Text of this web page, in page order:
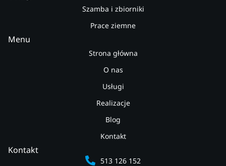
Szamba i zbiorniki
Prace ziemne
Menu
Strona główna
O nas
Usługi
Realizacje
Blog
Kontakt
Kontakt
513 126 152